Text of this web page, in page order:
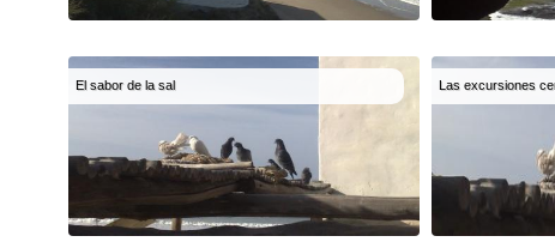
El sabor de la sal Las excursiones